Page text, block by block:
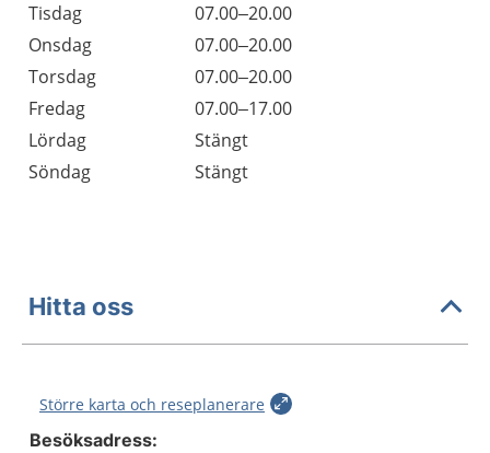
Tisdag
07.00–20.00
Onsdag
07.00–20.00
Torsdag
07.00–20.00
Fredag
07.00–17.00
Lördag
Stängt
Söndag
Stängt
Hitta oss
Större karta och reseplanerare
Besöksadress: